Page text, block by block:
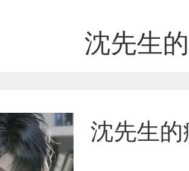
沈先生
沈先生